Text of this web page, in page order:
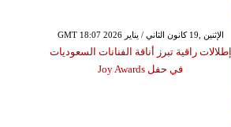
GMT 18:07 2026 الإثنين ,19 كانون الثاني / يناير
إطلالات راقية تبرز أناقة الفنانات السعوديات
في حفل Joy Awards